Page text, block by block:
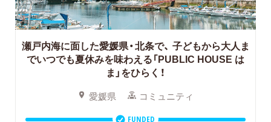
瀬戸内海に面した愛媛県・北条で、 子どもから大人ま
でいつでも夏休みを味わえる「PUBLIC HOUSE は
ま」をひらく！
愛媛県 コミュニティ
FUNDED